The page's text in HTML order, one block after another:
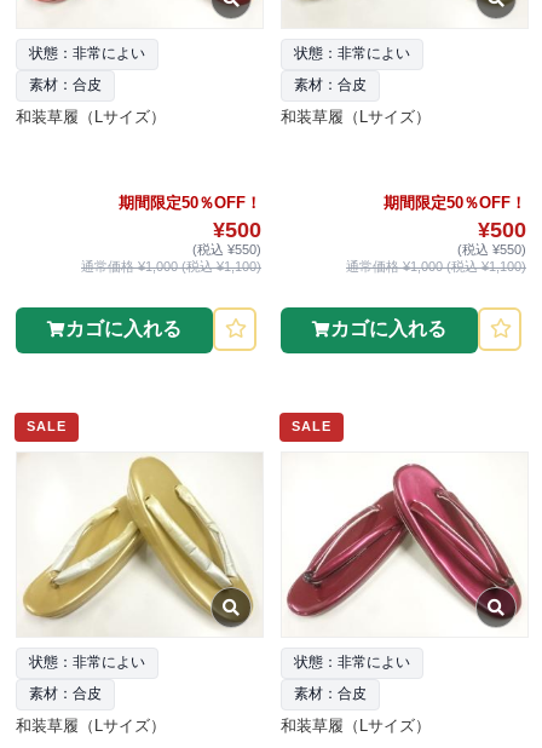
状態：非常によい
素材：合皮
和装草履（Lサイズ）
期間限定50％OFF！
¥500
(税込 ¥550)
通常価格 ¥1,000 (税込 ¥1,100)
カゴに入れる
状態：非常によい
素材：合皮
和装草履（Lサイズ）
期間限定50％OFF！
¥500
(税込 ¥550)
通常価格 ¥1,000 (税込 ¥1,100)
カゴに入れる
SALE
状態：非常によい
素材：合皮
和装草履（Lサイズ）
SALE
状態：非常によい
素材：合皮
和装草履（Lサイズ）